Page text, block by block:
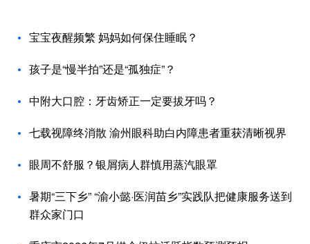
宝宝夜醒频繁 妈妈如何保住睡眠？
孩子是“慢半拍”还是“孤独症”？
中附大口腔：牙齿矫正一定要拔牙吗？
七载视障终消散 渝州眼科助白内障患者重获清晰视界
眼周不舒服？银屑病人群慎用蒸汽眼罩
暑期“三下乡” “渝小懿·医润苗乡”实践队把健康服务送到
群众家门口